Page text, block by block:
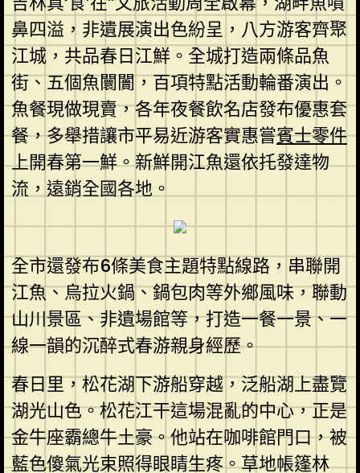
鼻四溢，非遺展演出色紛呈，八方游客齊聚
江城，共品春日江鮮。全城打造兩條品魚
街、五個魚闤闠，百項特點活動輪番演出。
魚餐現做現賣，各年夜餐飲名店發布優惠套
餐，多舉措讓市平易近游客實惠嘗賓士零件
上開春第一鮮。新鮮開江魚還依托發達物
流，遠銷全國各地。
全市還發布6條美食主題特點線路，串聯開
江魚、烏拉火鍋、鍋包肉等外鄉風味，聯動
山川景區、非遺場館等，打造一餐一景、一
線一韻的沉醉式春游親身經歷。
春日里，松花湖下游船穿越，泛船湖上盡覽
湖光山色。松花江干這場混亂的中心，正是
金牛座霸總牛土豪。他站在咖啡館門口，被
藍色傻氣光束照得眼睛生疼。草地帳篷林